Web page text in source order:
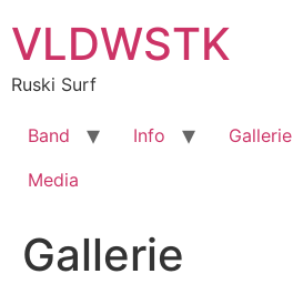
Inhalt
springen
VLDWSTK
Ruski Surf
Band Info Gallerie
Media
Gallerie